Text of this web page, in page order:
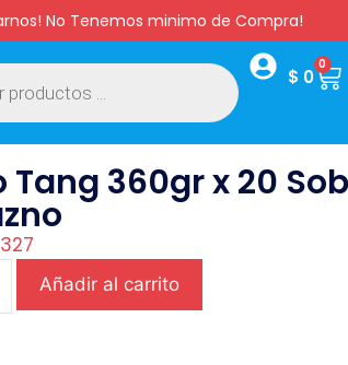
No Tenemos minimo de Compra!
$ 0
0
Tang 360gr x 20
327
Añadir al carrito